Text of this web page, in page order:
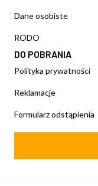
Dane osobiste
RODO
DO POBRANIA
Polityka prywatności
Reklamacje
Formularz odstąpienia